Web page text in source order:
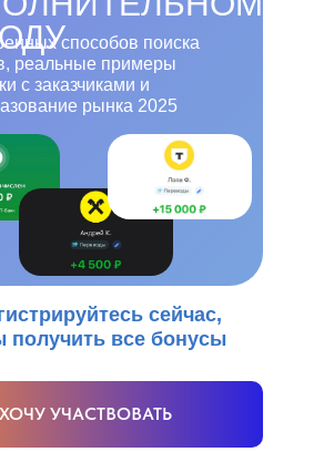
способов поиска
реальные примеры
с заказчиками и
рынка 2025
ХОЧУ УЧАСТВОВАТЬ
сейчас,
получить все бонусы